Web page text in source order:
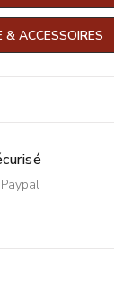
& ACCESSOIRES